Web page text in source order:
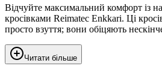
Відчуйте максимальний комфорт із
кросівками Reimatec Enkkari. Ці
просто взуття; вони обіцяють
Читати більше